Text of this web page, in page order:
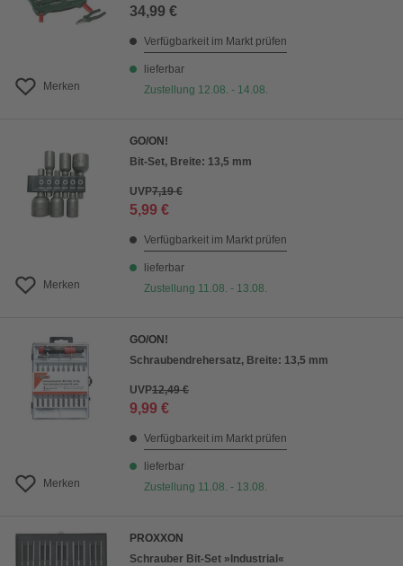
Merken
34,99 €
Verfügbarkeit im Markt prüfen
lieferbar
Zustellung 12.08. - 14.08.
Merken
GO/ON!
Bit-Set, Breite: 13,5 mm
UVP7,19 €
5,99 €
Verfügbarkeit im Markt prüfen
lieferbar
Zustellung 11.08. - 13.08.
Merken
GO/ON!
Schraubendrehersatz, Breite: 13,5 mm
UVP12,49 €
9,99 €
Verfügbarkeit im Markt prüfen
lieferbar
Zustellung 11.08. - 13.08.
PROXXON
Schrauber Bit-Set »Industrial«